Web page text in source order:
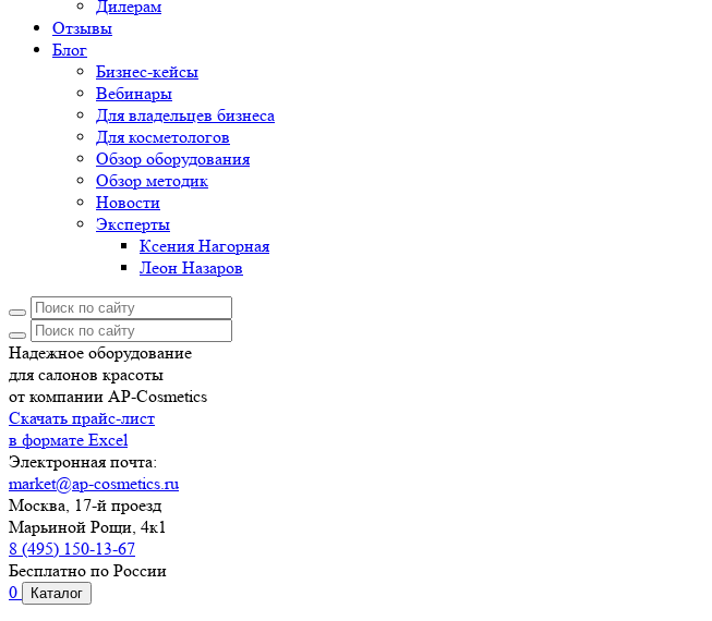
Дилерам
Отзывы
Блог
Бизнес-кейсы
Вебинары
Для владельцев бизнеса
Для косметологов
Обзор оборудования
Обзор методик
Новости
Эксперты
Ксения Нагорная
Леон Назаров
Надежное оборудование
для салонов красоты
от компании AP-Cosmetics
Скачать прайс-лист
в формате Excel
Электронная почта:
market@ap-cosmetics.ru
Москва, 17-й проезд
Марьиной Рощи, 4к1
8 (495) 150-13-67
Бесплатно по России
0
Каталог